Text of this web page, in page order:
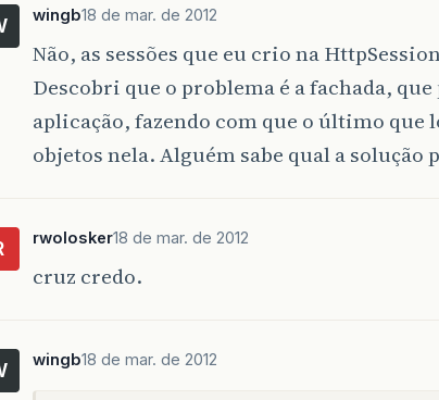
wingb18 de mar. de 2012
Não, as sessões que eu crio na
Descobri que o problema é a fachada,
aplicação, fazendo com que o último que
objetos nela. Alguém sabe qual a solução
rwolosker18 de mar. de 2012
cruz credo.
wingb18 de mar. de 2012